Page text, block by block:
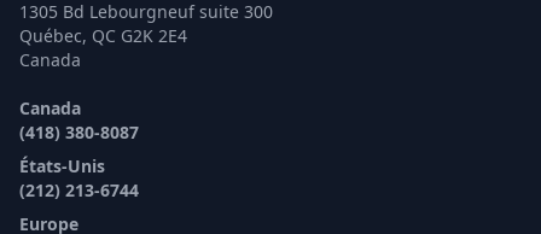
1305 Bd Lebourgneuf suite 300
Québec, QC G2K 2E4
Canada
Canada
(418) 380-8087
États-Unis
(212) 213-6744
Europe